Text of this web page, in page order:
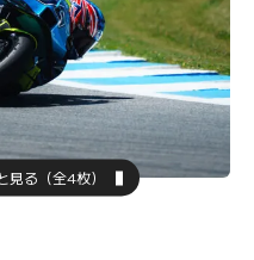
見る（全4枚）